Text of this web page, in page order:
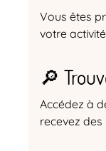
Vous êtes
votre
🔎
Accédez à
recevez